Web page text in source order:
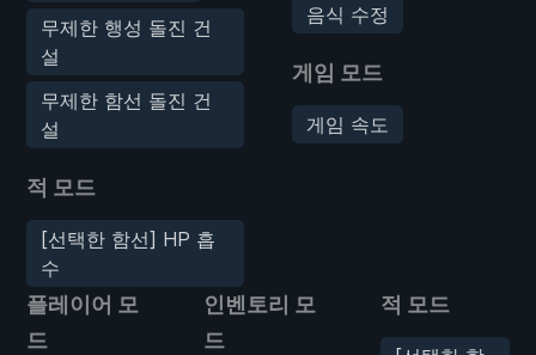
무제한 행성 돌진 건
설
무제한 함선 돌진 건
설
적 모드
[선택한 함선] HP 흡
수
음식 수정
게임 모드
게임 속도
플레이어 모
드
인벤토리 모
드
적 모드